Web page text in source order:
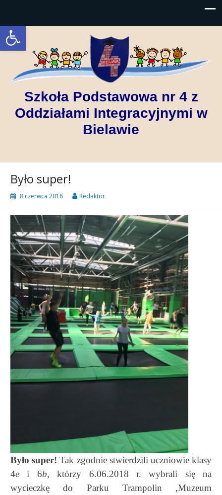
Open toolbar
Szkoła Podstawowa nr 4 z
Oddziałami Integracyjnymi w
Bielawie
Było super!
8 czerwca 2018 Redaktor
Było super!Tak zgodnie stwierdzili uczniowie klasy
4e i 6b, którzy 6.06.2018 r. wybrali się na
wycieczkę do Parku Trampolin ,Muzeum